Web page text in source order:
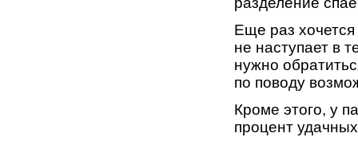
Еще раз
не наступает в
нужно
по поводу
Кроме этого, у
процент